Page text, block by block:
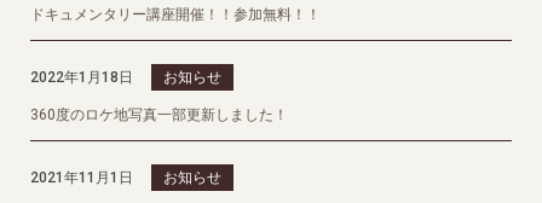
ドキュメンタリー講座開催！！参加無料！！
2022年1月18日 お知らせ
360度のロケ地写真一部更新しました！
2021年11月1日 お知らせ